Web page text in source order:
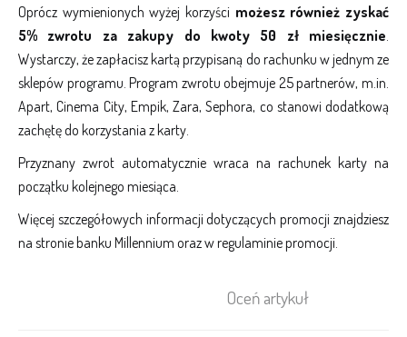
Oprócz wymienionych wyżej korzyści możesz również zyskać
5% zwrotu za zakupy do kwoty 50 zł miesięcznie.
Wystarczy, że zapłacisz kartą przypisaną do rachunku w jednym ze
sklepów programu. Program zwrotu obejmuje 25 partnerów, m.in.
Apart, Cinema City, Empik, Zara, Sephora, co stanowi dodatkową
zachętę do korzystania z karty.
Przyznany zwrot automatycznie wraca na rachunek karty na
początku kolejnego miesiąca.
Więcej szczegółowych informacji dotyczących promocji znajdziesz
na stronie banku Millennium oraz w regulaminie promocji.
Oceń artykuł